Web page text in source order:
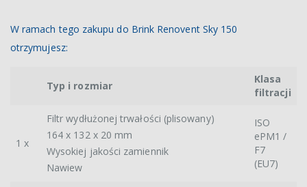
W ramach tego zakupu do Brink Renovent Sky 150
otrzymujesz:
Typ i rozmiar
Klasa
filtracji
1 x
Filtr wydłużonej trwałości (plisowany)
164 x 132 x 20 mm
Wysokiej jakości zamiennik
Nawiew
ISO
ePM1 /
F7
(EU7)